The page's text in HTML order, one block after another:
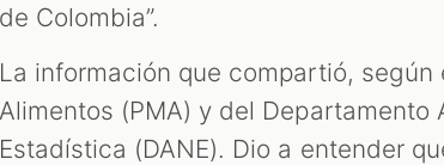
de Colombia”.
La información que compartió,
Alimentos (PMA) y del
Estadística (DANE). Dio a entender